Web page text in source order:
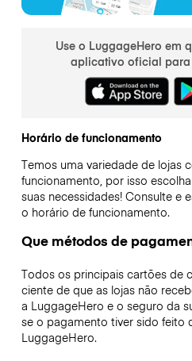
Use o LuggageHero em
aplicativo oficial para
Horário de funcionamento
Temos uma variedade de lojas
funcionamento, por isso
suas necessidades! Consulte e
o horário de funcionamento.
Que métodos de
Todos os principais cartões de
ciente de que as lojas não
a LuggageHero e o seguro da
se o pagamento tiver sido feito
LuggageHero.